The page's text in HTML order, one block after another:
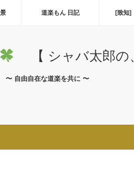
道楽もん 日記 [致知
【 シャバ太郎の
〜 自由自在な道楽を共に 〜